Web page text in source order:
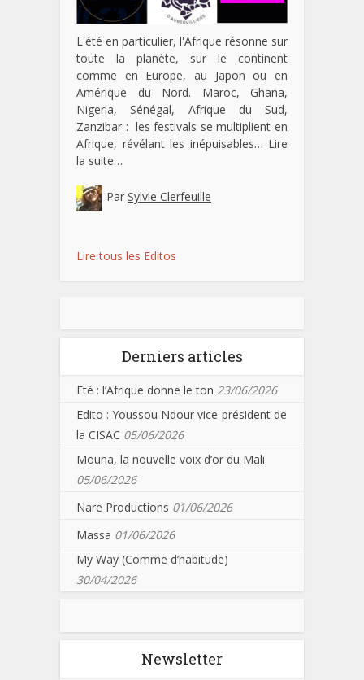
L'été en particulier, l'Afrique résonne sur
toute la planète, sur le continent
comme en Europe, au Japon ou en
Amérique du Nord. Maroc, Ghana,
Nigeria, Sénégal, Afrique du Sud,
Zanzibar : les festivals se multiplient en
Afrique, révélant les inépuisables… Lire
la suite…
Par Sylvie Clerfeuille
Lire tous les Editos
Derniers articles
Eté : l’Afrique donne le ton 23/06/2026
Edito : Youssou Ndour vice-président de
la CISAC 05/06/2026
Mouna, la nouvelle voix d’or du Mali
05/06/2026
Nare Productions 01/06/2026
Massa 01/06/2026
My Way (Comme d’habitude)
30/04/2026
Newsletter